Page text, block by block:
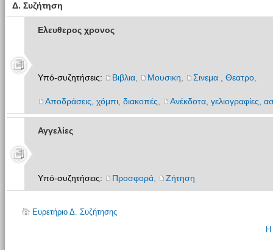
Δ. Συζήτηση
Ελευθερος χρονος
Υπό-συζητήσεις: Βιβλια, Μουσικη Σινεμα , Θεατρο,
Αποδράσεις, χόμπι, διακοπές Ανέκδοτα, γελιογραφίες,
Αγγελίες
Υπό-συζητήσεις: Προσφορά, Ζήτηση
Ευρετήριο Δ. Συζήτησης
Η